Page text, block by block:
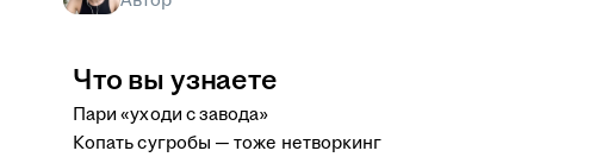
Что вы узнаете
Пари «уходи с завода»
Копать сугробы — тоже нетворкинг